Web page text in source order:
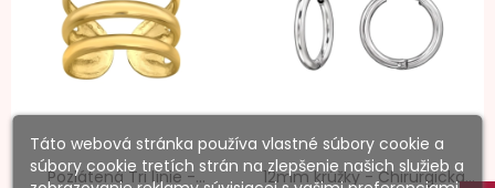
Pozlátená Tri línie -... 12mm krúžky - Chirurgicka...
Táto webová stránka používa vlastné súbory cookie a
súbory cookie tretích strán na zlepšenie našich služieb a